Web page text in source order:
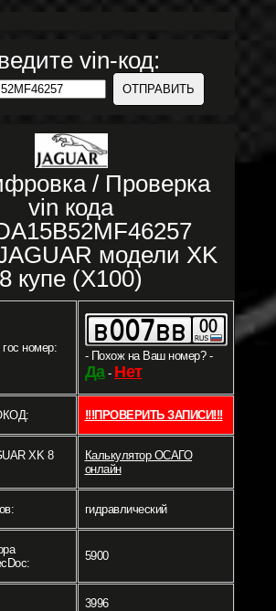
vin-код:
/ Проверка
vin кода
модели XK
8 купе (X100)
гос номер:
- Похож на Ваш номер? -
Да- Нет
!!!ПРОВЕРИТЬ ЗАПИСИ!!!
XK 8
Калькулятор ОСАГО
онлайн
гидравлический
5900
3996